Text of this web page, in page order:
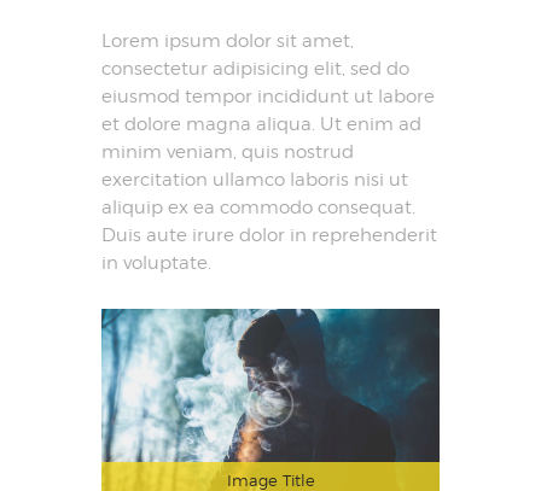
Lorem ipsum dolor sit amet,
consectetur adipisicing elit, sed do
eiusmod tempor incididunt ut labore
et dolore magna aliqua. Ut enim ad
minim veniam, quis nostrud
exercitation ullamco laboris nisi ut
aliquip ex ea commodo consequat.
Duis aute irure dolor in reprehenderit
in voluptate.
Image Title